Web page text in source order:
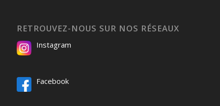
RETROUVEZ-NOUS SUR NOS RÉSEAUX
Instagram
Facebook